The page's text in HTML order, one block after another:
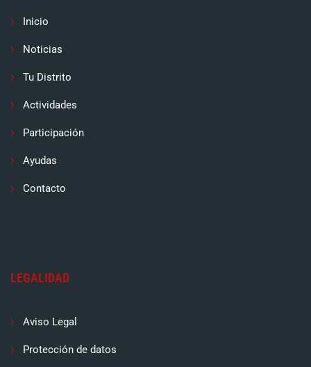
Inicio
Noticias
Tu Distrito
Actividades
Participación
Ayudas
Contacto
LEGALIDAD
Aviso Legal
Protección de datos